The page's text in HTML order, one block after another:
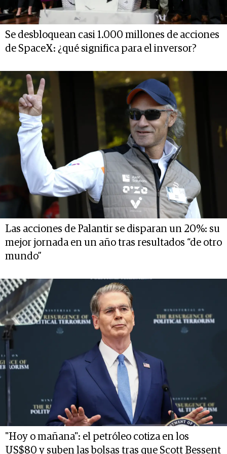
Se desbloquean casi 1.000 millones de acciones
de SpaceX: ¿qué significa para el inversor?
Las acciones de Palantir se disparan un 20%: su
mejor jornada en un año tras resultados “de otro
mundo”
"Hoy o mañana": el petróleo cotiza en los
US$80 y suben las bolsas tras que Scott Bessent